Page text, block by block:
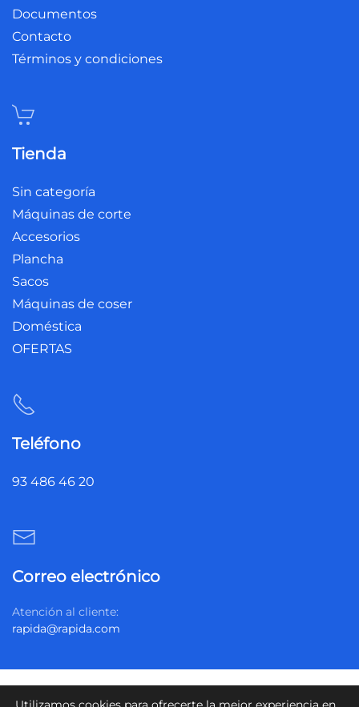
Documentos
Contacto
Términos y condiciones
Tienda
Sin categoría
Máquinas de corte
Accesorios
Plancha
Sacos
Máquinas de coser
Doméstica
OFERTAS
Teléfono
93 486 46 20
Correo electrónico
Atención al cliente:
rapida@rapida.com